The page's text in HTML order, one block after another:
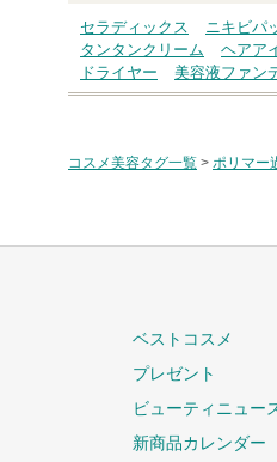
セラディックス ニキビパ
タンタンクリーム
ヘアア
ドライヤー
美容液ファン
コスメ美容タグ一覧 > ポリマー
ベストコスメ
プレゼント
ビューティニュー
新商品カレンダー